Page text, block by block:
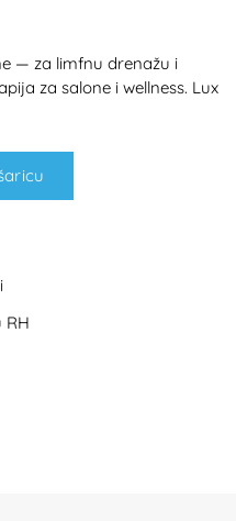
— za limfnu drenažu i
za salone i wellness. Lux
RH